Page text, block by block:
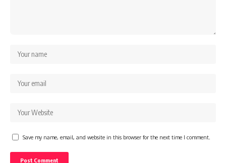
Save my name, email, and website in this browser for the next time I comment.